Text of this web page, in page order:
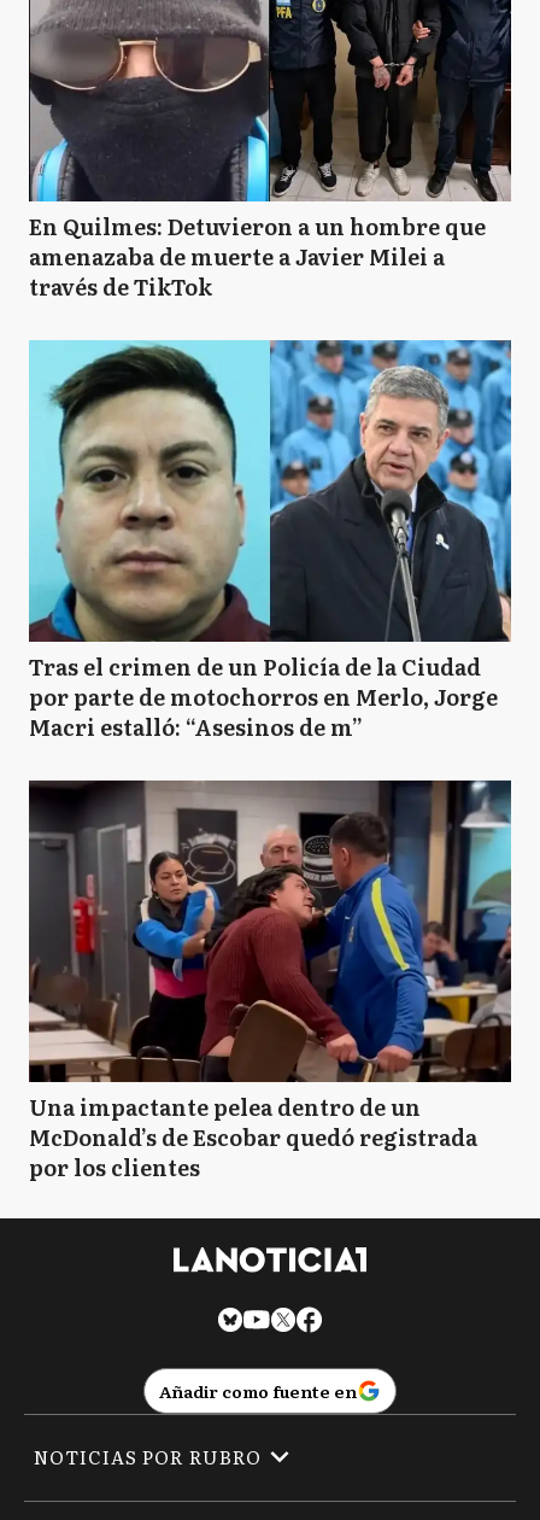
En Quilmes: Detuvieron a un hombre que
amenazaba de muerte a Javier Milei a
través de TikTok
Tras el crimen de un Policía de la Ciudad
por parte de motochorros en Merlo, Jorge
Macri estalló: “Asesinos de m”
Una impactante pelea dentro de un
McDonald’s de Escobar quedó registrada
por los clientes
Añadir como fuente en
NOTICIAS POR RUBRO